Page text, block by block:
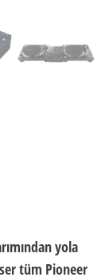
yola
tüm Pioneer